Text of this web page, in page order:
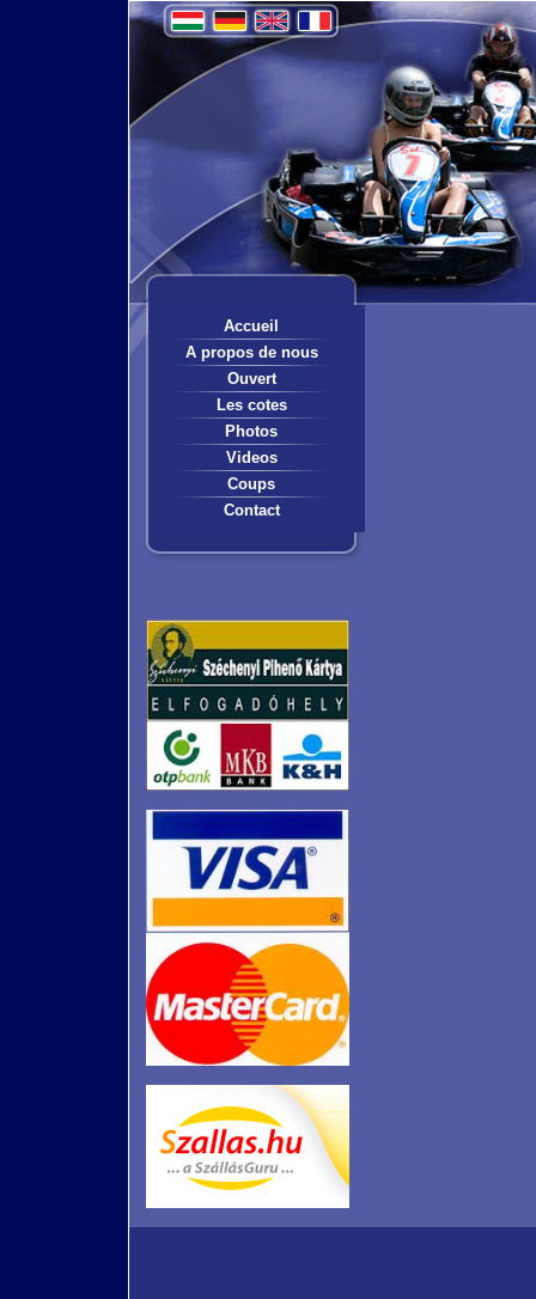
Accueil
A propos de nous
Ouvert
Les cotes
Photos
Videos
Coups
Contact